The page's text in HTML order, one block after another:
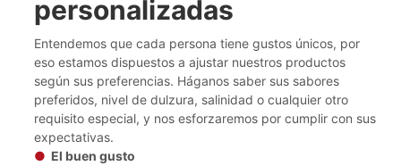
personalizadas
Entendemos que cada persona tiene gustos únicos, por
eso estamos dispuestos a ajustar nuestros productos
según sus preferencias. Háganos saber sus sabores
preferidos, nivel de dulzura, salinidad o cualquier otro
requisito especial, y nos esforzaremos por cumplir con sus
expectativas.
● El buen gusto